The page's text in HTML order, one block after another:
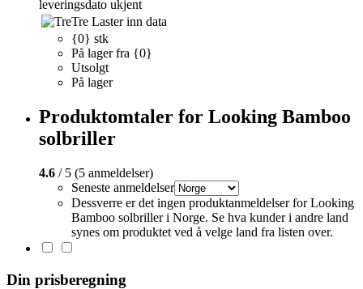
leveringsdato ukjent
Tre Laster inn data
{0} stk
På lager fra {0}
Utsolgt
På lager
Produktomtaler for Looking Bamboo
solbriller
4.6 / 5 (5 anmeldelser)
Seneste anmeldelser
Dessverre er det ingen produktanmeldelser for Looking
Bamboo solbriller i Norge. Se hva kunder i andre land
synes om produktet ved å velge land fra listen over.
Din prisberegning